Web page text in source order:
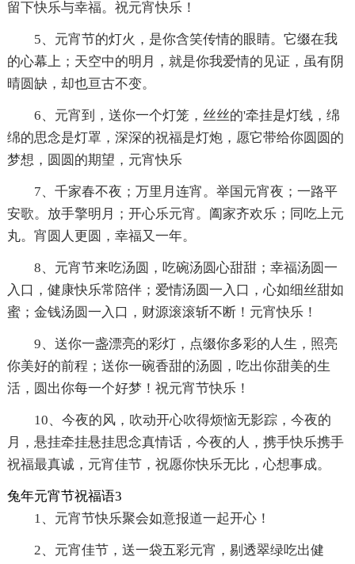
留下快乐与幸福。祝元宵快乐！
5、元宵节的灯火，是你含笑传情的眼睛。它缀在我
的心幕上；天空中的明月，就是你我爱情的见证，虽有阴
晴圆缺，却也亘古不变。
6、元宵到，送你一个灯笼，丝丝的'牵挂是灯线，绵
绵的思念是灯罩，深深的祝福是灯炮，愿它带给你圆圆的
梦想，圆圆的期望，元宵快乐
7、千家春不夜；万里月连宵。举国元宵夜；一路平
安歌。放手擎明月；开心乐元宵。阖家齐欢乐；同吃上元
丸。宵圆人更圆，幸福又一年。
8、元宵节来吃汤圆，吃碗汤圆心甜甜；幸福汤圆一
入口，健康快乐常陪伴；爱情汤圆一入口，心如细丝甜如
蜜；金钱汤圆一入口，财源滚滚斩不断！元宵快乐！
9、送你一盏漂亮的彩灯，点缀你多彩的人生，照亮
你美好的前程；送你一碗香甜的汤圆，吃出你甜美的生
活，圆出你每一个好梦！祝元宵节快乐！
10、今夜的风，吹动开心吹得烦恼无影踪，今夜的
月，悬挂牵挂悬挂思念真情话，今夜的人，携手快乐携手
祝福最真诚，元宵佳节，祝愿你快乐无比，心想事成。
兔年元宵节祝福语3
1、元宵节快乐聚会如意报道一起开心！
2、元宵佳节，送一袋五彩元宵，剔透翠绿吃出健